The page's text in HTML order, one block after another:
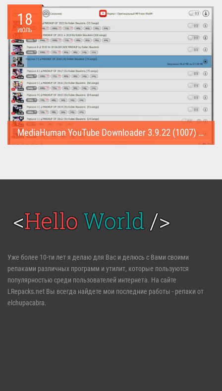
треки...
18
ИЮЛЬ
MediaHuman YouTube Downloader 3.9.22 (1007) (Repack & Portable)
Войти
Регистрация
Забыли пароль?
Уже более 10-ти лет я делаю для Вас и делюсь с Вами своими
репаками различных программ и утилит, которые пользуются
популярностью среди пользователей интернета. На сайте
LRepacks.net Вы всегда найдете мои последние работы - репаки от
elchupacabra.